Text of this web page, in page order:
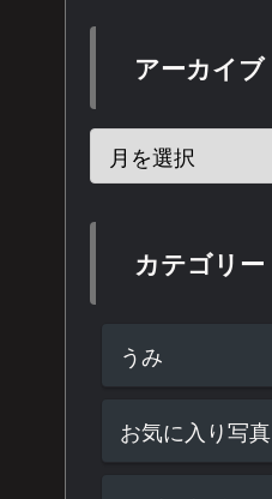
アーカイブ
カテゴリー
うみ
お気に入り写真